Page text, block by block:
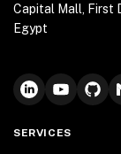
Capital Mall, First
Egypt
SERVICES